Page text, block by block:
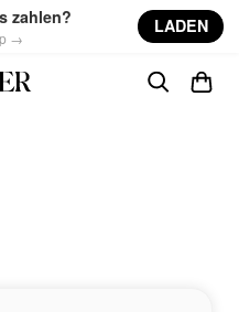
zahlen?
→
LADEN